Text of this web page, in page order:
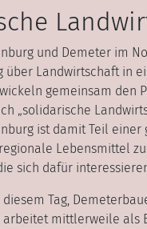
und Demeter im
über Landwirtschaft in
gemeinsam den
„solidarische
ist damit Teil
Lebensmittel
sich dafür
Tag,
mittlerweile als